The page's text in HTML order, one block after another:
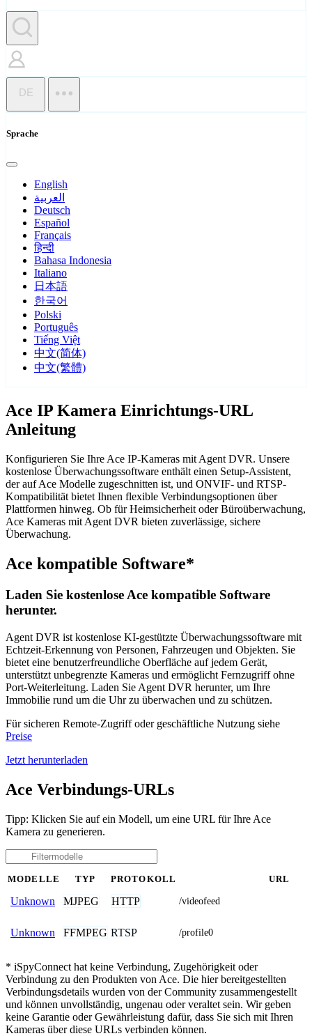
DE
Sprache
English
العربية
Deutsch
Español
Français
हिन्दी
Bahasa Indonesia
Italiano
日本語
한국어
Polski
Português
Tiếng Việt
中文(简体)
中文(繁體)
Ace IP Kamera Einrichtungs-URL
Anleitung
Konfigurieren Sie Ihre Ace IP-Kameras mit Agent DVR. Unsere
kostenlose Überwachungssoftware enthält einen Setup-Assistent,
der auf Ace Modelle zugeschnitten ist, und ONVIF- und RTSP-
Kompatibilität bietet Ihnen flexible Verbindungsoptionen über
Plattformen hinweg. Ob für Heimsicherheit oder Büroüberwachung,
Ace Kameras mit Agent DVR bieten zuverlässige, sichere
Überwachung.
Ace kompatible Software*
Laden Sie kostenlose Ace kompatible Software
herunter.
Agent DVR ist kostenlose KI-gestützte Überwachungssoftware mit
Echtzeit-Erkennung von Personen, Fahrzeugen und Objekten. Sie
bietet eine benutzerfreundliche Oberfläche auf jedem Gerät,
unterstützt unbegrenzte Kameras und ermöglicht Fernzugriff ohne
Port-Weiterleitung. Laden Sie Agent DVR herunter, um Ihre
Immobilie rund um die Uhr zu überwachen und zu schützen.
Für sicheren Remote-Zugriff oder geschäftliche Nutzung siehe
Preise
Jetzt herunterladen
Ace Verbindungs-URLs
Tipp: Klicken Sie auf ein Modell, um eine URL für Ihre Ace
Kamera zu generieren.
MODELLE TYP PROTOKOLL URL
Unknown MJPEG HTTP /videofeed
Unknown FFMPEG RTSP /profile0
* iSpyConnect hat keine Verbindung, Zugehörigkeit oder
Verbindung zu den Produkten von Ace. Die hier bereitgestellten
Verbindungsdetails wurden von der Community zusammengestellt
und können unvollständig, ungenau oder veraltet sein. Wir geben
keine Garantie oder Gewährleistung dafür, dass Sie sich mit Ihren
Kameras über diese URLs verbinden können.